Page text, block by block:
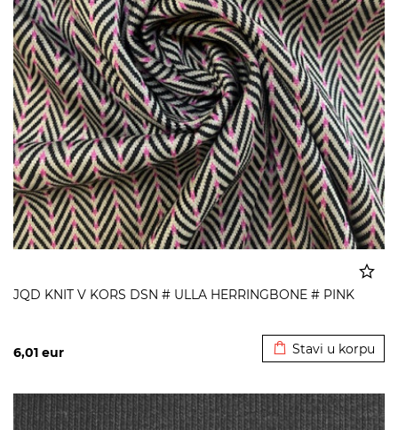
JQD KNIT V KORS DSN # ULLA HERRINGBONE # PINK
6,01 eur Stavi u korpu